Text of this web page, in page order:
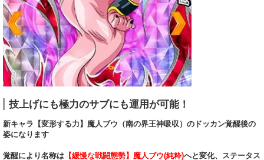
技上げにも極力のサブにも運用が可能！
新キャラ【変形する力】魔人ブウ（南の界王神吸収）のドッカン覚醒後の
姿になります
覚醒により名称は 【緩慢な戦闘態勢】魔人ブウ(純粋)へと変化、ステータス